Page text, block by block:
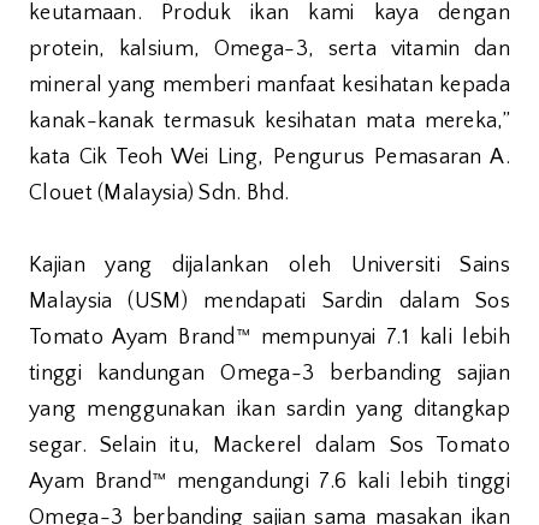
keutamaan. Produk ikan kami kaya dengan
protein, kalsium, Omega-3, serta vitamin dan
mineral yang memberi manfaat kesihatan kepada
kanak-kanak termasuk kesihatan mata mereka,”
kata Cik Teoh Wei Ling, Pengurus Pemasaran A.
Clouet (Malaysia) Sdn. Bhd.
Kajian yang dijalankan oleh Universiti Sains
Malaysia (USM) mendapati Sardin dalam Sos
Tomato Ayam Brand™ mempunyai 7.1 kali lebih
tinggi kandungan Omega-3 berbanding sajian
yang menggunakan ikan sardin yang ditangkap
segar. Selain itu, Mackerel dalam Sos Tomato
Ayam Brand™ mengandungi 7.6 kali lebih tinggi
Omega-3 berbanding sajian sama masakan ikan